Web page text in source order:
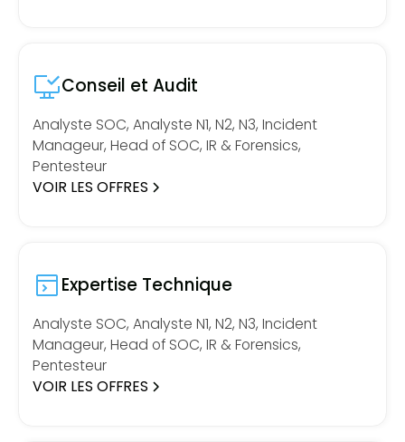
Conseil et Audit
Analyste SOC, Analyste N1, N2, N3, Incident
Manageur, Head of SOC, IR & Forensics,
Pentesteur
VOIR LES OFFRES
Expertise Technique
Analyste SOC, Analyste N1, N2, N3, Incident
Manageur, Head of SOC, IR & Forensics,
Pentesteur
VOIR LES OFFRES